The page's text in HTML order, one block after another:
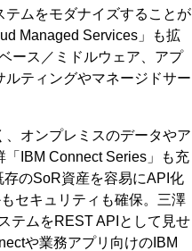
ムをモダナイズすることが
Managed Services」も拡
ース／ミドルウェア、アプ
ティングやマネージドサー
オンプレミスのデータやア
IBM Connect Series」も充
のSoR資産を容易にAPI化
セキュリティも確保。三澤
テムをREST APIとして見せ
や業務アプリ向けのIBM